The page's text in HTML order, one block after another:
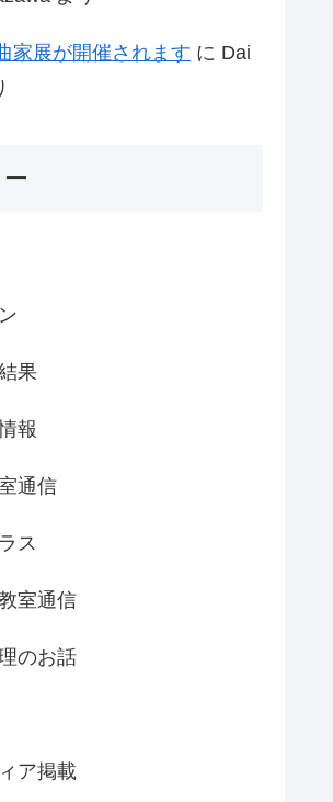
家展が開催されます に Dai
果
報
通信
ス
室通信
のお話
ア掲載